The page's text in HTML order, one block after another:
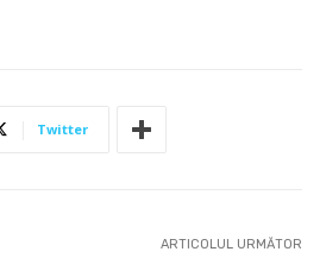
Twitter
ARTICOLUL URMĂTOR